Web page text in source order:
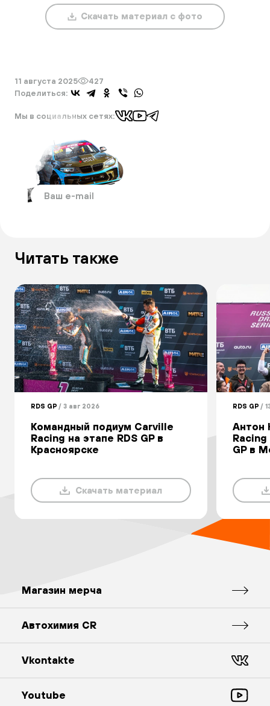
Скачать материал с фото
11 августа 2025
427
Поделиться:
Мы в социальных сетях:
Читать также
RDS GP / 3 авг 2026
Командный подиум Carville
Racing на этапе RDS GP в
Красноярске
Скачать материал
RDS GP/
Антон
Racing
GP в
Магазин мерча
Автохимия CR
Vkontakte
Youtube